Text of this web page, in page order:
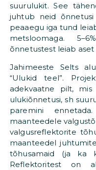
suurulukit. See
juhtub neid õnnetusi
peaaegu iga tund
metsloomaga.
õnnetustest leiab
Jahimeeste Selts
“Ulukid teel”.
adekvaatne pilt,
ulukiõnnetusi, sh
paremini
maanteedele
valgusreflektorite
maanteedel
tõhusamaid (ja ka
Reflektoritest on